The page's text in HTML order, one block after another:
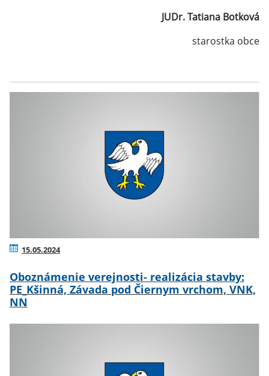
JUDr. Tatiana Botková
starostka obce
15.05.2024
Oboznámenie verejnosti- realizácia stavby:
PE_Kšinná, Závada pod Čiernym vrchom, VNK,
NN